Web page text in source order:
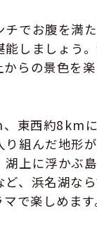
チでお腹を満
能しましょう
からの景色を
東西約8km
り組んだ地形
湖上に浮かぶ
ど、浜名湖な
で楽しめます